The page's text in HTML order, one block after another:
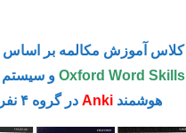
کلاس آموزش مکالمه بر اساس
Oxford Word Skills و سیستم
هوشمند Anki در گروه ۴ نفره